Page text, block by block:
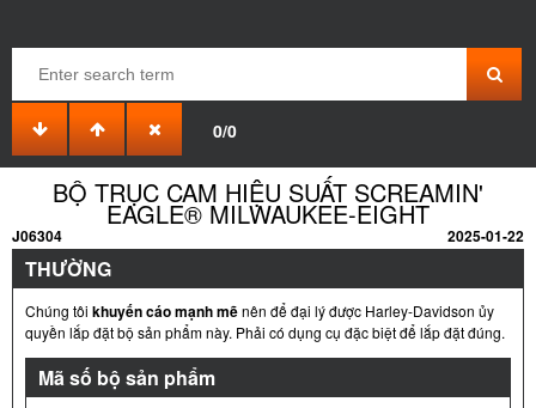
0/0
BỘ TRỤC CAM HIỆU SUẤT SCREAMIN'
EAGLE® MILWAUKEE-EIGHT
J06304 2025-01-22
THƯỜNG
Chúng tôi khuyến cáo mạnh mẽnên để đại lý được Harley-Davidson ủy
quyền lắp đặt bộ sản phẩm này. Phải có dụng cụ đặc biệt để lắp đặt đúng.
Mã số bộ sản phẩm